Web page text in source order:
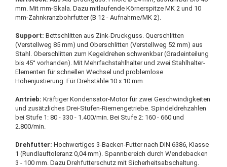
mm. Mit mm-Skala. Dazu mitlaufende Körnerspitze MK 2 und 10
mm-Zahnkranzbohrfutter (B 12 - Aufnahme/MK 2).
Support: Bettschlitten aus Zink-Druckguss. Querschlitten
(Verstellweg 85 mm) und Oberschlitten (Verstellweg 52 mm) aus
Stahl. Oberschlitten zum Kegeldrehen schwenkbar (Gradeinteilung
bis 45° vorhanden). Mit Mehrfachstahlhalter und zwei Stahlhalter-
Elementen für schnellen Wechsel und problemlose
Höhenjustierung. Für Drehstähle 10 x 10 mm.
Antrieb: Kräftiger Kondensator-Motor für zwei Geschwindigkeiten
und zusätzliches Drei-Stufen-Riemengetriebe. Spindeldrehzahlen
bei Stufe 1: 80 - 330 - 1.400/min. Bei Stufe 2: 160 - 660 und
2.800/min.
Drehfutter: Hochwertiges 3-Backen-Futter nach DIN 6386, Klasse
1 (Rundlauftoleranz 0,04 mm). Spannbereich durch Wendebacken
3 - 100 mm. Dazu Drehfutterschutz mit Sicherheitsabschaltung.